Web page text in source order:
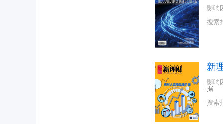
影响
搜索
新
影响
据
搜索